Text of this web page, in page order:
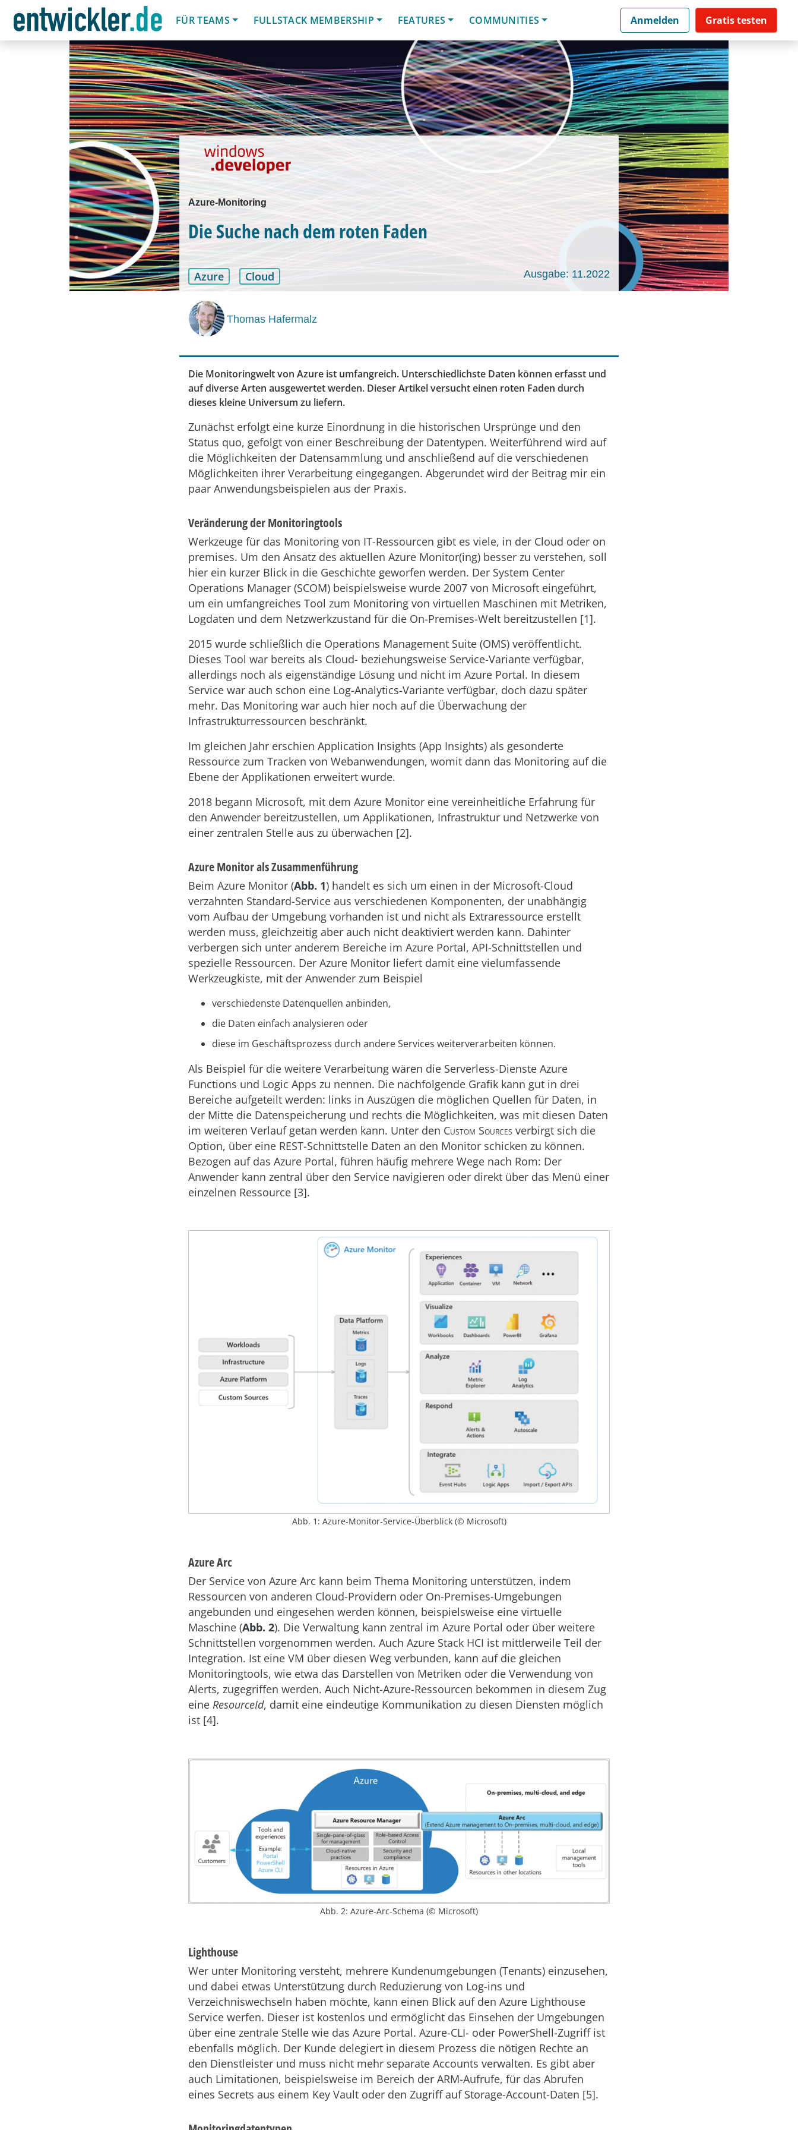
FÜR TEAMS
FULLSTACK MEMBERSHIP FEATURES COMMUNITIES Anmelden Gratis testen
Azure-Monitoring
Die Suche nach dem roten Faden
Azure Cloud Ausgabe: 11.2022
Thomas Hafermalz
Die Monitoringwelt von Azure ist umfangreich. Unterschiedlichste Daten können erfasst und
auf diverse Arten ausgewertet werden. Dieser Artikel versucht einen roten Faden durch
dieses kleine Universum zu liefern.
Zunächst erfolgt eine kurze Einordnung in die historischen Ursprünge und den
Status quo, gefolgt von einer Beschreibung der Datentypen. Weiterführend wird auf
die Möglichkeiten der Datensammlung und anschließend auf die verschiedenen
Möglichkeiten ihrer Verarbeitung eingegangen. Abgerundet wird der Beitrag mir ein
paar Anwendungsbeispielen aus der Praxis.
Veränderung der Monitoringtools
Werkzeuge für das Monitoring von IT-Ressourcen gibt es viele, in der Cloud oder on
premises. Um den Ansatz des aktuellen Azure Monitor(ing) besser zu verstehen, soll
hier ein kurzer Blick in die Geschichte geworfen werden. Der System Center
Operations Manager (SCOM) beispielsweise wurde 2007 von Microsoft eingeführt,
um ein umfangreiches Tool zum Monitoring von virtuellen Maschinen mit Metriken,
Logdaten und dem Netzwerkzustand für die On-Premises-Welt bereitzustellen [1].
2015 wurde schließlich die Operations Management Suite (OMS) veröffentlicht.
Dieses Tool war bereits als Cloud- beziehungsweise Service-Variante verfügbar,
allerdings noch als eigenständige Lösung und nicht im Azure Portal. In diesem
Service war auch schon eine Log-Analytics-Variante verfügbar, doch dazu später
mehr. Das Monitoring war auch hier noch auf die Überwachung der
Infrastrukturressourcen beschränkt.
Im gleichen Jahr erschien Application Insights (App Insights) als gesonderte
Ressource zum Tracken von Webanwendungen, womit dann das Monitoring auf die
Ebene der Applikationen erweitert wurde.
2018 begann Microsoft, mit dem Azure Monitor eine vereinheitliche Erfahrung für
den Anwender bereitzustellen, um Applikationen, Infrastruktur und Netzwerke von
einer zentralen Stelle aus zu überwachen [2].
Azure Monitor als Zusammenführung
Beim Azure Monitor (Abb. 1) handelt es sich um einen in der Microsoft-Cloud
verzahnten Standard-Service aus verschiedenen Komponenten, der unabhängig
vom Aufbau der Umgebung vorhanden ist und nicht als Extraressource erstellt
werden muss, gleichzeitig aber auch nicht deaktiviert werden kann. Dahinter
verbergen sich unter anderem Bereiche im Azure Portal, API-Schnittstellen und
spezielle Ressourcen. Der Azure Monitor liefert damit eine vielumfassende
Werkzeugkiste, mit der Anwender zum Beispiel
verschiedenste Datenquellen anbinden,
die Daten einfach analysieren oder
diese im Geschäftsprozess durch andere Services weiterverarbeiten können.
Als Beispiel für die weitere Verarbeitung wären die Serverless-Dienste Azure
Functions und Logic Apps zu nennen. Die nachfolgende Grafik kann gut in drei
Bereiche aufgeteilt werden: links in Auszügen die möglichen Quellen für Daten, in
der Mitte die Datenspeicherung und rechts die Möglichkeiten, was mit diesen Daten
im weiteren Verlauf getan werden kann. Unter den Custom Sources verbirgt sich die
Option, über eine REST-Schnittstelle Daten an den Monitor schicken zu können.
Bezogen auf das Azure Portal, führen häufig mehrere Wege nach Rom: Der
Anwender kann zentral über den Service navigieren oder direkt über das Menü einer
einzelnen Ressource [3].
Abb. 1: Azure-Monitor-Service-Überblick (© Microsoft)
Azure Arc
Der Service von Azure Arc kann beim Thema Monitoring unterstützen, indem
Ressourcen von anderen Cloud-Providern oder On-Premises-Umgebungen
angebunden und eingesehen werden können, beispielsweise eine virtuelle
Maschine (Abb. 2). Die Verwaltung kann zentral im Azure Portal oder über weitere
Schnittstellen vorgenommen werden. Auch Azure Stack HCI ist mittlerweile Teil der
Integration. Ist eine VM über diesen Weg verbunden, kann auf die gleichen
Monitoringtools, wie etwa das Darstellen von Metriken oder die Verwendung von
Alerts, zugegriffen werden. Auch Nicht-Azure-Ressourcen bekommen in diesem Zug
eine ResourceId, damit eine eindeutige Kommunikation zu diesen Diensten möglich
ist [4].
Abb. 2: Azure-Arc-Schema (© Microsoft)
Lighthouse
Wer unter Monitoring versteht, mehrere Kundenumgebungen (Tenants) einzusehen,
und dabei etwas Unterstützung durch Reduzierung von Log-ins und
Verzeichniswechseln haben möchte, kann einen Blick auf den Azure Lighthouse
Service werfen. Dieser ist kostenlos und ermöglicht das Einsehen der Umgebungen
über eine zentrale Stelle wie das Azure Portal. Azure-CLI- oder PowerShell-Zugriff ist
ebenfalls möglich. Der Kunde delegiert in diesem Prozess die nötigen Rechte an
den Dienstleister und muss nicht mehr separate Accounts verwalten. Es gibt aber
auch Limitationen, beispielsweise im Bereich der ARM-Aufrufe, für das Abrufen
eines Secrets aus einem Key Vault oder den Zugriff auf Storage-Account-Daten [5].